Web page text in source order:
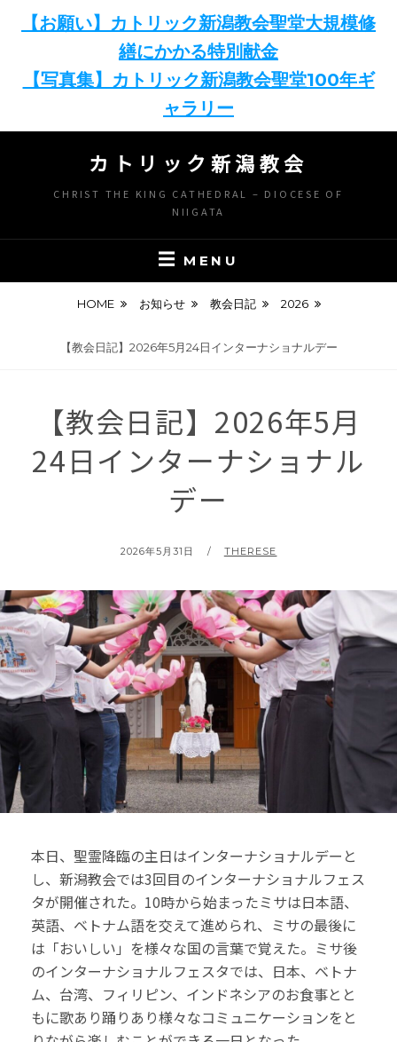
【お願い】カトリック新潟教会聖堂大規模修
繕にかかる特別献金
【写真集】カトリック新潟教会聖堂100年ギ
ャラリー
content
カトリック新潟教会
CHRIST THE KING CATHEDRAL – DIOCESE OF
NIIGATA
MENU
HOME お知らせ 教会日記 2026
【教会日記】2026年5月24日インターナショナルデー
【教会日記】2026年5月
24日インターナショナル
デー
POSTED
2026年5月31日 BY
THERESE
本日、聖霊降臨の主日はインターナショナルデーと
し、新潟教会では3回目のインターナショナルフェス
タが開催された。10時から始まったミサは日本語、
英語、ベトナム語を交えて進められ、ミサの最後に
は「おいしい」を様々な国の言葉で覚えた。ミサ後
のインターナショナルフェスタでは、日本、ベトナ
ム、台湾、フィリピン、インドネシアのお食事とと
もに歌あり踊りあり様々なコミュニケーションをと